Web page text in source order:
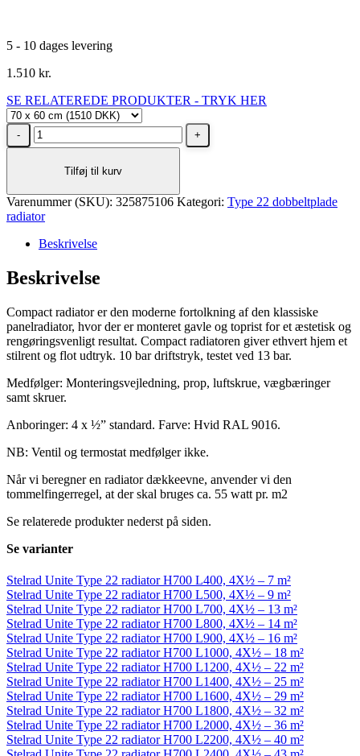
5 - 10 dages levering
1.510 kr.
SE RELATEREDE PRODUKTER - TRYK HER
Stelrad
Unite
H700
L600,
m²
antal
Tilføj til kurv
Varenummer (SKU): 325875106 Kategori: Type 22 dobbeltplade
radiator
Beskrivelse
Beskrivelse
Compact radiator er den moderne fortolkning af den klassiske
panelradiator, hvor der er monteret gavle og toprist for et æstetisk og
rengøringsvenligt resultat. Compact radiatoren giver ethvert hjem et
stilrent og flot udtryk. 10 bar driftstryk, testet ved 13 bar.
Medfølger: Monteringsvejledning, prop, luftskrue, vægbæringer
samt skruer.
Anboringer: 4 x ½” standard. Farve: Hvid RAL 9016.
NB: Ventil og termostat medfølger ikke.
Når vi beregner en radiator dækkeevne, anvender vi den
tommelfingerregel, at der skal bruges ca. 55 watt pr. m2
Se relaterede produkter nederst på siden.
Se varianter
Stelrad Unite Type 22 radiator H700 L400, 4X½ – 7 m²
Stelrad Unite Type 22 radiator H700 L500, 4X½ – 9 m²
Stelrad Unite Type 22 radiator H700 L700, 4X½ – 13 m²
Stelrad Unite Type 22 radiator H700 L800, 4X½ – 14 m²
Stelrad Unite Type 22 radiator H700 L900, 4X½ – 16 m²
Stelrad Unite Type 22 radiator H700 L1000, 4X½ – 18 m²
Stelrad Unite Type 22 radiator H700 L1200, 4X½ – 22 m²
Stelrad Unite Type 22 radiator H700 L1400, 4X½ – 25 m²
Stelrad Unite Type 22 radiator H700 L1600, 4X½ – 29 m²
Stelrad Unite Type 22 radiator H700 L1800, 4X½ – 32 m²
Stelrad Unite Type 22 radiator H700 L2000, 4X½ – 36 m²
Stelrad Unite Type 22 radiator H700 L2200, 4X½ – 40 m²